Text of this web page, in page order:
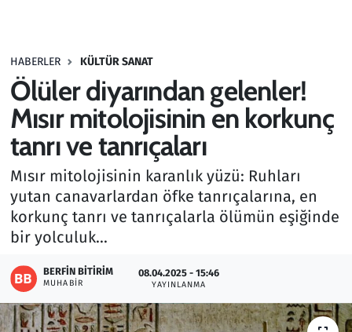
HABERLER KÜLTÜR SANAT
Ölüler diyarından gelenler!
Mısır mitolojisinin en korkunç
tanrı ve tanrıçaları
Mısır mitolojisinin karanlık yüzü: Ruhları
yutan canavarlardan öfke tanrıçalarına, en
korkunç tanrı ve tanrıçalarla ölümün eşiğinde
bir yolculuk...
BERFIN BITIRIM
MUHABIR
08.04.2025 - 15:46
YAYINLANMA
Haber
Kültür Sanat
Kurumsal Haberler
Lezzet Durağı
Memur ve Kamu
Otomobil
Oyun